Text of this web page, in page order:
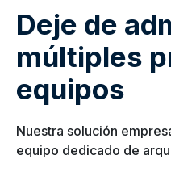
Deje de
múltiples
equipos
Nuestra solución
equipo dedicado de